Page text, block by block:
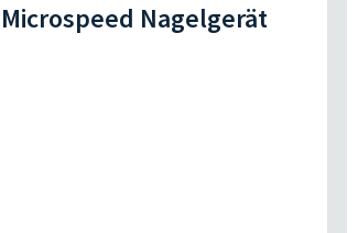
Microspeed Nagelgerät